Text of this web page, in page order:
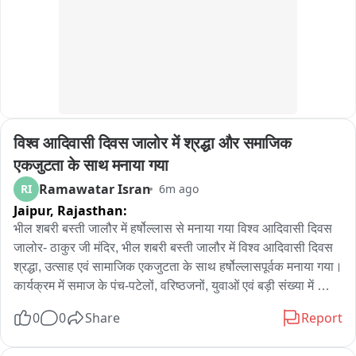
विश्व आदिवासी दिवस जालोर में श्रद्धा और समाजिक
एकजुटता के साथ मनाया गया
RI Ramawatar Isran 6m ago
Jaipur, Rajasthan:
भील शबरी बस्ती जालौर में हर्षोल्लास से मनाया गया विश्व आदिवासी दिवस
जालोर- ठाकुर जी मंदिर, भील शबरी बस्ती जालौर में विश्व आदिवासी दिवस
श्रद्धा, उत्साह एवं सामाजिक एकजुटता के साथ हर्षोल्लासपूर्वक मनाया गया।
कार्यक्रम में समाज के पंच-पटेलों, वरिष्ठजनों, युवाओं एवं बड़ी संख्या में
समृद्ध संस्कृति, गौरवशाली परंपराओं, शिक्षा एवं सामाजिक विकास को लेकर
0 0 Share Report